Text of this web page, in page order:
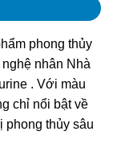
phong thủy
nhân Nhà
. Với màu
chỉ nổi bật về
phong thủy sâu